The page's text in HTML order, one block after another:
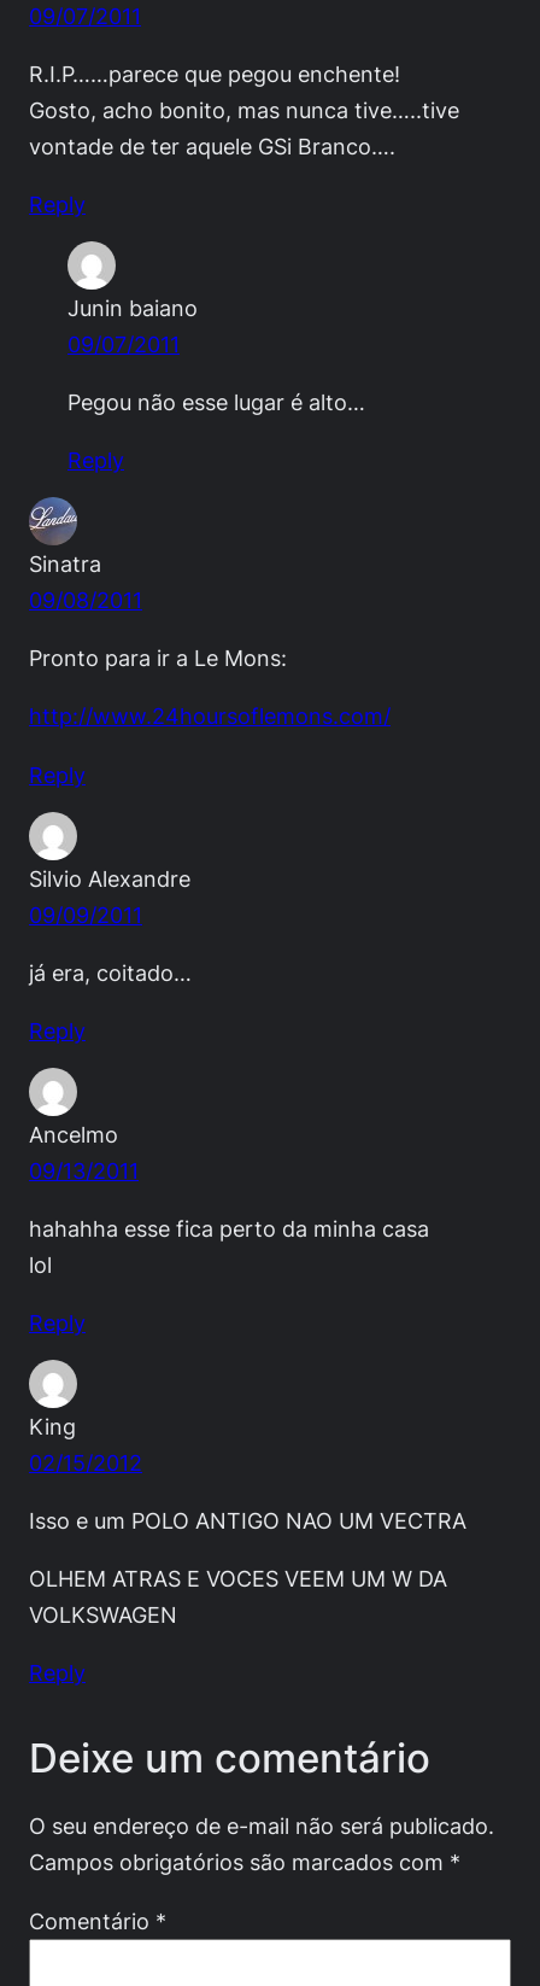
09/07/2011
R.I.P……parece que pegou enchente!
Gosto, acho bonito, mas nunca tive…..tive
vontade de ter aquele GSi Branco….
Reply
Junin baiano
09/07/2011
Pegou não esse lugar é alto…
Reply
Sinatra
09/08/2011
Pronto para ir a Le Mons:
http://www.24hoursoflemons.com/
Reply
Silvio Alexandre
09/09/2011
já era, coitado…
Reply
Ancelmo
09/13/2011
hahahha esse fica perto da minha casa
lol
Reply
King
02/15/2012
Isso e um POLO ANTIGO NAO UM VECTRA
OLHEM ATRAS E VOCES VEEM UM W DA
VOLKSWAGEN
Reply
Deixe um comentário
O seu endereço de e-mail não será publicado.
Campos obrigatórios são marcados com *
Comentário *